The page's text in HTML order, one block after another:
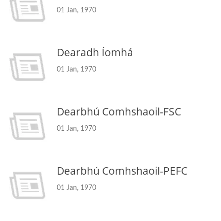
01 Jan, 1970
Dearadh Íomhá
01 Jan, 1970
Dearbhú Comhshaoil-FSC
01 Jan, 1970
Dearbhú Comhshaoil-PEFC
01 Jan, 1970